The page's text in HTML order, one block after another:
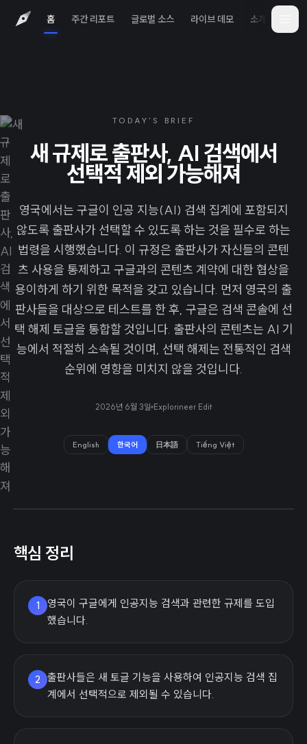
홈 주간 리포트 글로벌 소스 라이브 데모 소개
TODAY'S BRIEF
새 규제로 출판사, AI 검색에서
선택적 제외 가능해져
영국에서는 구글이 인공 지능(AI) 검색 집계에 포함되지
않도록 출판사가 선택할 수 있도록 하는 것을 필수로 하는
법령을 시행했습니다. 이 규정은 출판사가 자신들의 콘텐
츠 사용을 통제하고 구글과의 콘텐츠 계약에 대한 협상을
용이하게 하기 위한 목적을 갖고 있습니다. 먼저 영국의 출
판사들을 대상으로 테스트를 한 후, 구글은 검색 콘솔에 선
택 해제 토글을 통합할 것입니다. 출판사의 콘텐츠는 AI 기
능에서 적절히 소속될 것이며, 선택 해제는 전통적인 검색
순위에 영향을 미치지 않을 것입니다.
2026년 6월 3일 Explorineer Edit
English 한국어 日本語 Tiếng Việt
핵심 정리
1
영국이 구글에게 인공지능 검색과 관련한 규제를 도입
했습니다.
2
출판사들은 새 토글 기능을 사용하여 인공지능 검색 집
계에서 선택적으로 제외될 수 있습니다.